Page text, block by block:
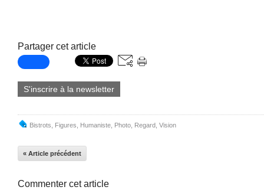
Partager cet article
S'inscrire à la newsletter
Bistrots Figures Humaniste Photo Regard Vision
« Article précédent
Commenter cet article